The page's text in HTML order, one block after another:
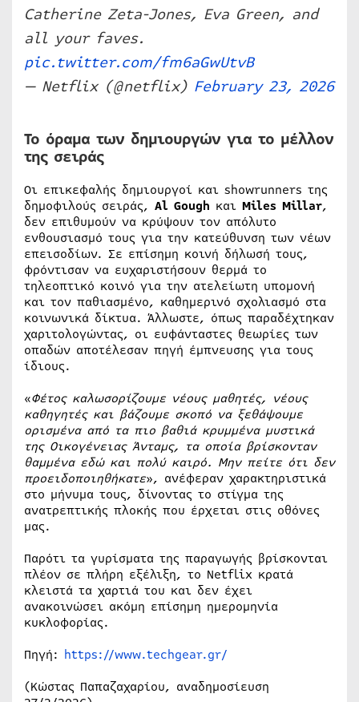
Catherine Zeta-Jones, Eva Green, and
all your faves.
pic.twitter.com/fm6aGwUtvB
— Netflix (@netflix) February 23, 2026
Το όραμα των δημιουργών για το μέλλον
της σειράς
Οι επικεφαλής δημιουργοί και showrunners της
δημοφιλούς σειράς, Al Gough και Miles Millar,
δεν επιθυμούν να κρύψουν τον απόλυτο
ενθουσιασμό τους για την κατεύθυνση των νέων
επεισοδίων. Σε επίσημη κοινή δήλωσή τους,
φρόντισαν να ευχαριστήσουν θερμά το
τηλεοπτικό κοινό για την ατελείωτη υπομονή
και τον παθιασμένο, καθημερινό σχολιασμό στα
κοινωνικά δίκτυα. Άλλωστε, όπως παραδέχτηκαν
χαριτολογώντας, οι ευφάνταστες θεωρίες των
οπαδών αποτέλεσαν πηγή έμπνευσης για τους
ίδιους.
«Φέτος καλωσορίζουμε νέους μαθητές, νέους
καθηγητές και βάζουμε σκοπό να ξεθάψουμε
ορισμένα από τα πιο βαθιά κρυμμένα μυστικά
της Οικογένειας Άνταμς, τα οποία βρίσκονταν
θαμμένα εδώ και πολύ καιρό. Μην πείτε ότι δεν
προειδοποιηθήκατε», ανέφεραν χαρακτηριστικά
στο μήνυμα τους, δίνοντας το στίγμα της
ανατρεπτικής πλοκής που έρχεται στις οθόνες
μας.
Παρότι τα γυρίσματα της παραγωγής βρίσκονται
πλέον σε πλήρη εξέλιξη, το Netflix κρατά
κλειστά τα χαρτιά του και δεν έχει
ανακοινώσει ακόμη επίσημη ημερομηνία
κυκλοφορίας.
Πηγή: https://www.techgear.gr/
(Κώστας Παπαζαχαρίου, αναδημοσίευση